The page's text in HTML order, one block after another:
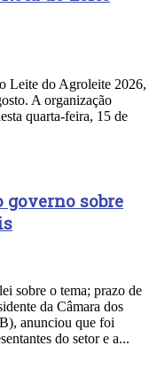
Leite do Agroleite 2026,
A organização
quarta-feira, 15 de
sobre
sobre o tema; prazo de
da Câmara dos
anunciou que foi
do setor e a...